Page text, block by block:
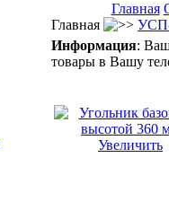
Главная
Главная
Информация:
товары в Вашу
Увеличить